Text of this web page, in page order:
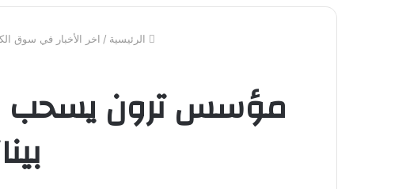
الرئيسية / اخر الأخبار في سوق